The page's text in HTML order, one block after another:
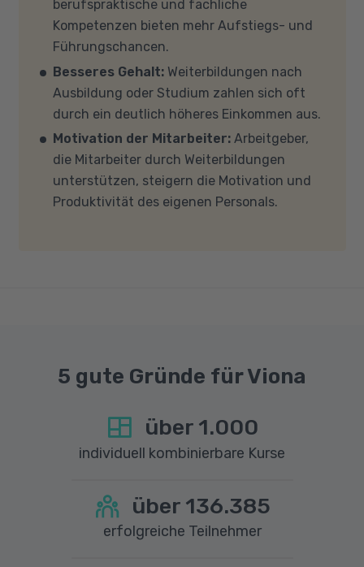
teilnehmen, empfehlen wir PCs oder Laptops
mit Windows 10 oder Windows 11, mindestens 8
GB Arbeitsspeicher (RAM) und einem aktuellen
Mehrkern-Prozessor (CPU). Der Unterricht
findet in Microsoft Teams statt. Bitte achten
Sie darauf, dass Ihre Sicherheitsprogramme
und -einstellungen (Anti-Viren-Programme,
Firewalls etc.) die Verbindung mit MS Teams
nicht blockieren. Bitte beachten Sie außerdem,
dass für eine reibungslose Übertragung eine
berufspraktische und fachliche
Kompetenzen bieten mehr Aufstiegs- und
Führungschancen.
Besseres Gehalt: Weiterbildungen nach
Ausbildung oder Studium zahlen sich oft
durch ein deutlich höheres Einkommen aus.
Motivation der Mitarbeiter: Arbeitgeber,
die Mitarbeiter durch Weiterbildungen
unterstützen, steigern die Motivation und
Produktivität des eigenen Personals.
5 gute Gründe für Viona
über 1.000
individuell kombinierbare Kurse
über 136.385
erfolgreiche Teilnehmer